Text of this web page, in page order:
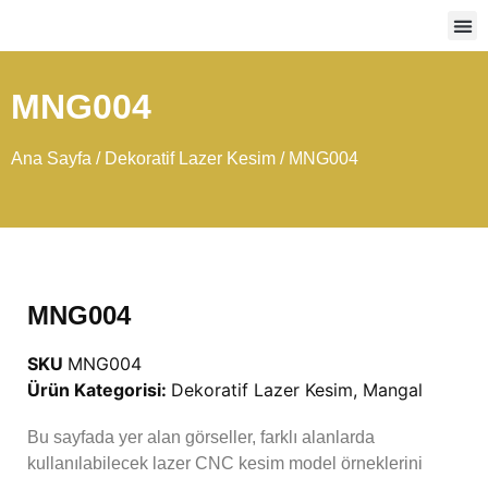
MNG004
Ana Sayfa / Dekoratif Lazer Kesim / MNG004
MNG004
SKU MNG004
Ürün Kategorisi: Dekoratif Lazer Kesim, Mangal
Bu sayfada yer alan görseller, farklı alanlarda
kullanılabilecek lazer CNC kesim model örneklerini